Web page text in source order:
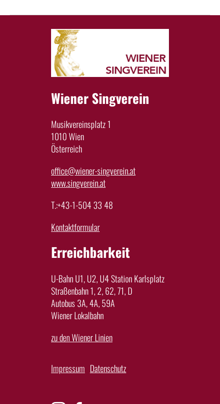
Wiener Singverein
Musikvereinsplatz 1
1010 Wien
Österreich
office@wiener-singverein.at
www.singverein.at
T.:+43-1-504 33 48
Kontaktformular
Erreichbarkeit
U-Bahn U1, U2, U4 Station Karlsplatz
Straßenbahn 1, 2, 62, 71, D
Autobus 3A, 4A, 59A
Wiener Lokalbahn
zu den Wiener Linien
Impressum Datenschutz